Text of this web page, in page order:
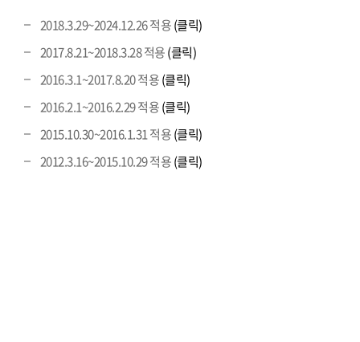
2018.3.29~2024.12.26 적용(클릭)
2017.8.21~2018.3.28 적용(클릭)
2016.3.1~2017.8.20 적용(클릭)
2016.2.1~2016.2.29 적용(클릭)
2015.10.30~2016.1.31 적용(클릭)
2012.3.16~2015.10.29 적용(클릭)